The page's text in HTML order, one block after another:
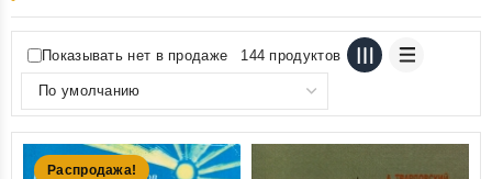
Показывать нет в продаже 144 продуктов
Распродажа!